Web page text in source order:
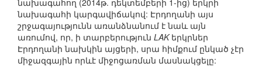
նախագահող (2014թ. դեկտեմբերի 1-ից) երկրի
նախագահի կարգավիճակով: Էրդողանի այս
շրջագայությունն առանձնանում է նաև այն
առումով, որ, ի տարբերություն LAKերկրներ
Էրդողանի նախկին այցերի, սրա հիմքում ընկած չէր
միջազգային որևէ միջոցառման մասնակցելը: